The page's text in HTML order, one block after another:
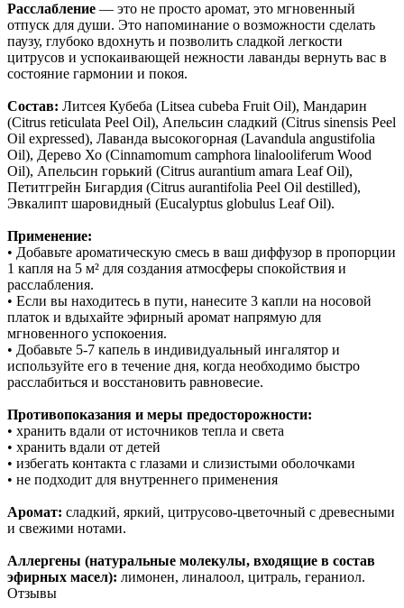
Расслабление — это не просто аромат, это мгновенный
отпуск для души. Это напоминание о возможности сделать
паузу, глубоко вдохнуть и позволить сладкой легкости
цитрусов и успокаивающей нежности лаванды вернуть вас в
состояние гармонии и покоя.
Состав: Литсея Кубеба (Litsea cubeba Fruit Oil), Мандарин
(Citrus reticulata Peel Oil), Апельсин сладкий (Citrus sinensis Peel
Oil expressed), Лаванда высокогорная (Lavandula angustifolia
Oil), Дерево Хо (Cinnamomum camphora linalooliferum Wood
Oil), Апельсин горький (Citrus aurantium amara Leaf Oil),
Петитгрейн Бигардия (Citrus aurantifolia Peel Oil destilled),
Эвкалипт шаровидный (Eucalyptus globulus Leaf Oil).
Применение:
• Добавьте ароматическую смесь в ваш диффузор в пропорции
1 капля на 5 м² для создания атмосферы спокойствия и
расслабления.
• Если вы находитесь в пути, нанесите 3 капли на носовой
платок и вдыхайте эфирный аромат напрямую для
мгновенного успокоения.
• Добавьте 5-7 капель в индивидуальный ингалятор и
используйте его в течение дня, когда необходимо быстро
расслабиться и восстановить равновесие.
Противопоказания и меры предосторожности:
• хранить вдали от источников тепла и света
• хранить вдали от детей
• избегать контакта с глазами и слизистыми оболочками
• не подходит для внутреннего применения
Аромат: сладкий, яркий, цитрусово-цветочный с древесными
и свежими нотами.
Аллергены (натуральные молекулы, входящие в состав
эфирных масел): лимонен, линалоол, цитраль, гераниол.
Отзывы